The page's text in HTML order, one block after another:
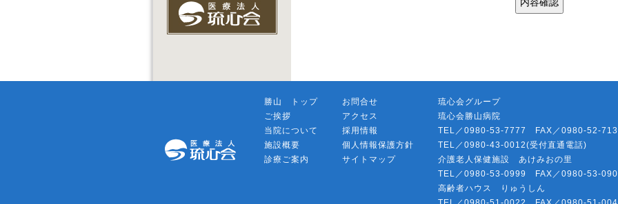
勝山 トップ
ご挨拶
当院について
施設概要
診療ご案内
お問合せ
アクセス
採用情報
個人情報保護方針
サイトマップ
琉心会グループ
琉心会勝山病院
TEL／0980-53-7777 FAX／0980-52-
TEL／0980-43-0012(受付直通電話)
介護老人保健施設 あけみおの里
TEL／0980-53-0999 FAX／0980-53-
高齢者ハウス りゅうしん